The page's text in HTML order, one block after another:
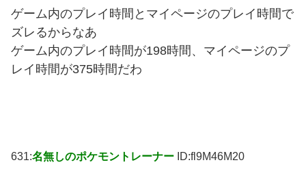
ゲーム内のプレイ時間とマイページのプレイ時間で
ズレるからなあ
ゲーム内のプレイ時間が198時間、マイページのプ
レイ時間が375時間だわ
631:名無しのポケモントレーナー ID:fl9M46M20